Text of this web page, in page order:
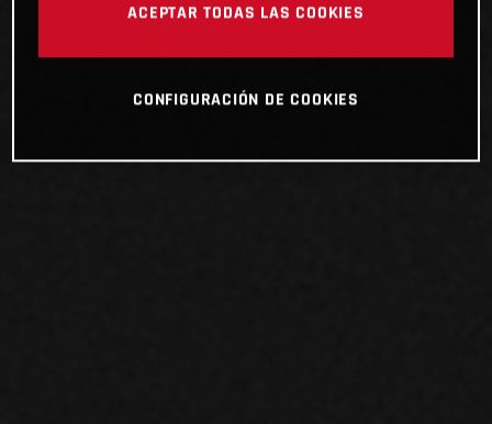
ACEPTAR TODAS LAS COOKIES
CONFIGURACIÓN DE COOKIES